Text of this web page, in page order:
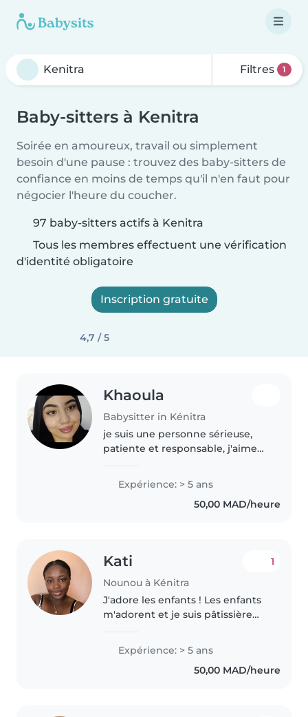
Filtres 1
Baby-sitters à Kenitra
Soirée en amoureux, travail ou simplement
besoin d'une pause : trouvez des baby-sitters de
confiance en moins de temps qu'il n'en faut pour
négocier l'heure du coucher.
97 baby-sitters actifs à Kenitra
Tous les membres effectuent une vérification
d'identité obligatoire
Inscription gratuite
4,7 / 5
Khaoula
Babysitter in Kénitra
je suis une personne sérieuse,
patiente et responsable, j'aime
à l'heure sécurité et à leur bien
être. je suis ponctuelle, à l'écoute
et capable d'organiser..
Expérience: > 5 ans
50,00 MAD/heure
Kati
Nounou à Kénitra
1
J'adore les enfants ! Les enfants
m'adorent et je suis pâtissière
Expérience: > 5 ans
50,00 MAD/heure